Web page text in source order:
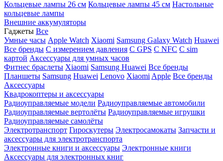
Кольцевые лампы 26 см Кольцевые лампы 45 см Настольные
кольцевые лампы
Внешние аккумуляторы
Гаджеты Все
Умные часы Apple Watch Xiaomi Samsung Galaxy Watch Huawei
Все бренды C измерением давления C GPS C NFC C sim
картой Аксессуары для умных часов
Фитнес браслеты Xiaomi Samsung Huawei Все бренды
Планшеты Samsung Huawei Lenovo Xiaomi Apple Все бренды
Аксессуары
Квадрокоптеры и аксессуары
Радиоуправляемые модели Радиоуправляемые автомобили
Радиоуправляемые вертолёты Радиоуправляемые игрушки
Радиоуправляемые самолёты
Электротранспорт Гироскутеры Электросамокаты Запчасти и
аксессуары для электротранспорта
Электронные книги и аксессуары Электронные книги
Аксессуары для электронных книг